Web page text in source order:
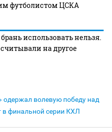
футболистом ЦСКА
использовать нельзя.
на другое
одержал волевую победу над
в финальной серии КХЛ